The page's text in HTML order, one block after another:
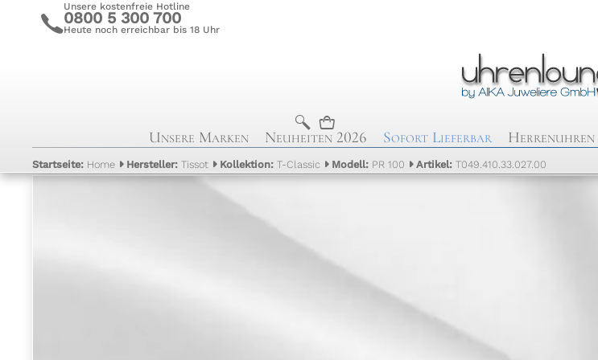
c
Unsere kostenfreie Hotline
0800 5 300 700
Heute noch erreichbar bis 18 Uhr
b n
Unsere Marken Neuheiten 2026 Sofort Lieferbar Herrenuhren
Startseite: Home Hersteller:Tissot Kollektion:T-Classic Modell: PR 100 Artikel:T049.410.33.027.00